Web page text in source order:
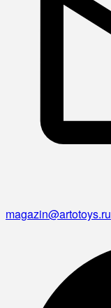
magazin@artotoys.ru